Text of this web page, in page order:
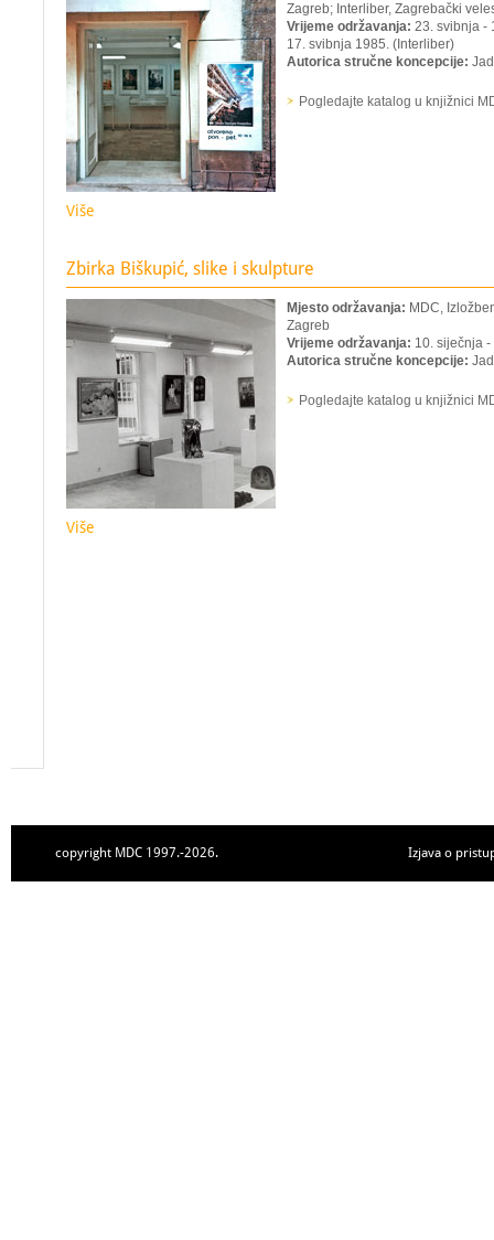
Zagreb; Interliber, Zagrebački
Vrijeme održavanja: 23. svibnja -
17. svibnja 1985. (Interliber)
Autorica stručne koncepcije:
Pogledajte katalog u knjižnici
Više
Zbirka Biškupić, slike i skulpture
Mjesto održavanja: MDC,
Zagreb
Vrijeme održavanja: 10. siječnja
Autorica stručne koncepcije:
Pogledajte katalog u knjižnici
Više
copyright MDC 1997.-2026. Izjava o